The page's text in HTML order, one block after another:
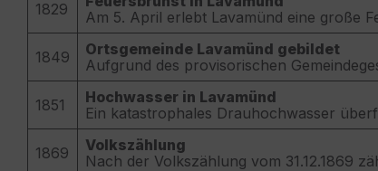
1829
Am 5. April erlebt Lavamünd eine große
1849
Ortsgemeinde Lavamünd gebildet
Aufgrund des provisorischen
1851
Hochwasser in Lavamünd
Ein katastrophales Drauhochwasser
1869
Volkszählung
Nach der Volkszählung vom 31.12.1869